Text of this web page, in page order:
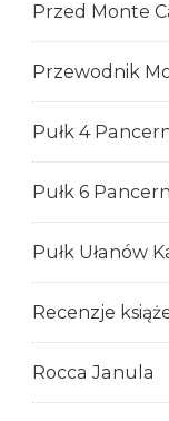
Przed Monte
Przewodnik
Pułk 4
Pułk 6
Pułk Ułanów
Recenzje
Rocca Janula